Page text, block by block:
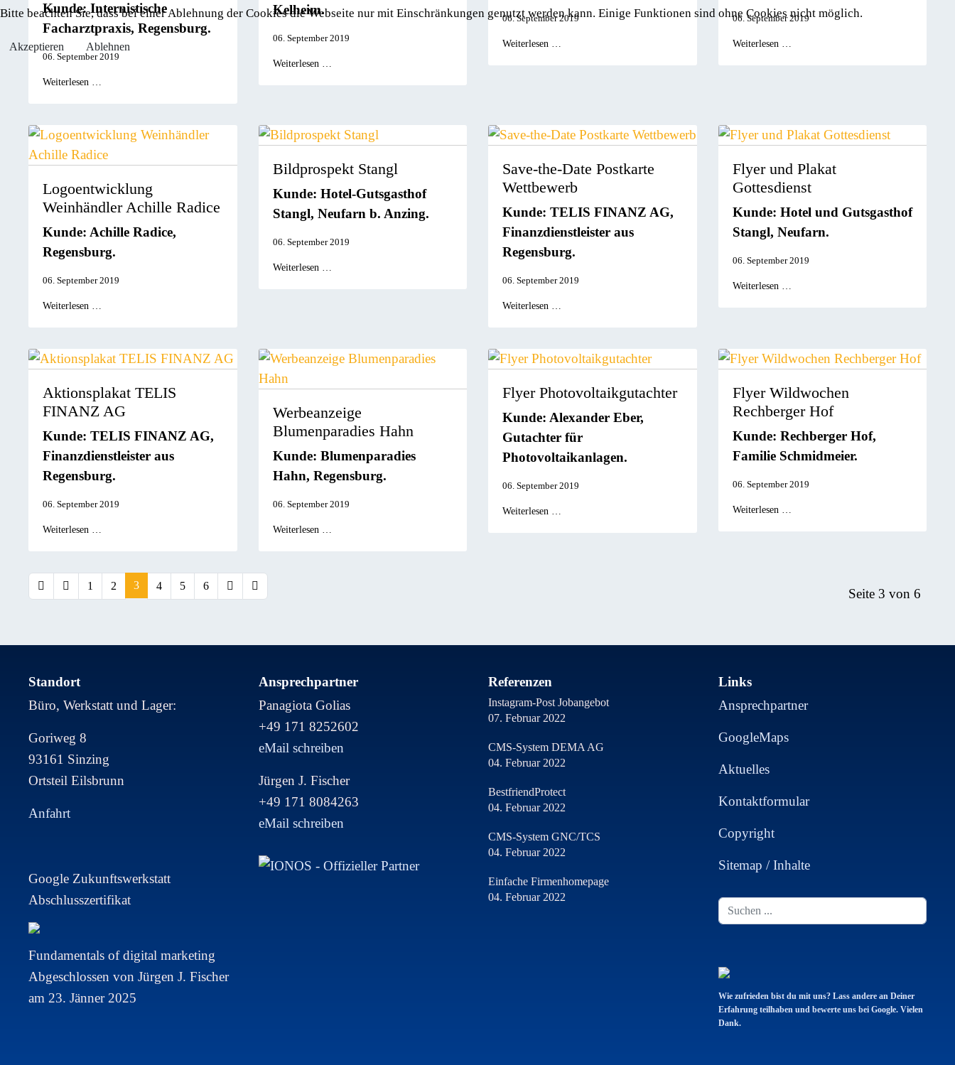
Kunde: Internistische
Facharztpraxis, Regensburg.
06. September 2019
Weiterlesen …
Kelheim.
06. September 2019
Weiterlesen …
06. September 2019
Weiterlesen …
06. September 2019
Weiterlesen …
Logoentwicklung
Weinhändler Achille Radice
Kunde: Achille Radice,
Regensburg.
06. September 2019
Weiterlesen …
Bildprospekt Stangl
Kunde: Hotel-Gutsgasthof
Stangl, Neufarn b. Anzing.
06. September 2019
Weiterlesen …
Save-the-Date Postkarte
Wettbewerb
Kunde: TELIS FINANZ AG,
Finanzdienstleister aus
Regensburg.
06. September 2019
Weiterlesen …
Flyer und Plakat
Gottesdienst
Kunde: Hotel und Gutsgasthof
Stangl, Neufarn.
06. September 2019
Weiterlesen …
Aktionsplakat TELIS
FINANZ AG
Kunde: TELIS FINANZ AG,
Finanzdienstleister aus
Regensburg.
06. September 2019
Weiterlesen …
Werbeanzeige
Blumenparadies Hahn
Kunde: Blumenparadies
Hahn, Regensburg.
06. September 2019
Weiterlesen …
Flyer Photovoltaikgutachter
Kunde: Alexander Eber,
Gutachter für
Photovoltaikanlagen.
06. September 2019
Weiterlesen …
Flyer Wildwochen
Rechberger Hof
Kunde: Rechberger Hof,
Familie Schmidmeier.
06. September 2019
Weiterlesen …
Seite 3 von 6
1 2 3 4 5 6
Standort
Büro, Werkstatt und Lager:
Goriweg 8
93161 Sinzing
Ortsteil Eilsbrunn
Anfahrt
Google Zukunftswerkstatt
Abschlusszertifikat
Fundamentals of digital marketing
Abgeschlossen von Jürgen J. Fischer
am 23. Jänner 2025
Ansprechpartner
Panagiota Golias
+49 171 8252602
eMail schreiben
Jürgen J. Fischer
+49 171 8084263
eMail schreiben
Referenzen
Instagram-Post Jobangebot
07. Februar 2022
CMS-System DEMA AG
04. Februar 2022
BestfriendProtect
04. Februar 2022
CMS-System GNC/TCS
04. Februar 2022
Einfache Firmenhomepage
04. Februar 2022
Links
Ansprechpartner
GoogleMaps
Aktuelles
Kontaktformular
Copyright
Sitemap / Inhalte
Suchen
...
Wie zufrieden bist du mit uns? Lass andere an Deiner
Erfahrung teilhaben und bewerte uns bei Google. Vielen
Dank.
Bitte beachten Sie, dass bei einer Ablehnung der Cookies die Webseite nur mit Einschränkungen genutzt werden kann. Einige Funktionen sind ohne Cookies nicht möglich.
Akzeptieren Ablehnen